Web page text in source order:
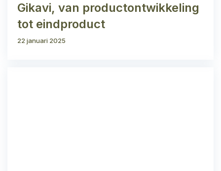
Gikavi, van productontwikkeling
tot eindproduct
22 januari 2025